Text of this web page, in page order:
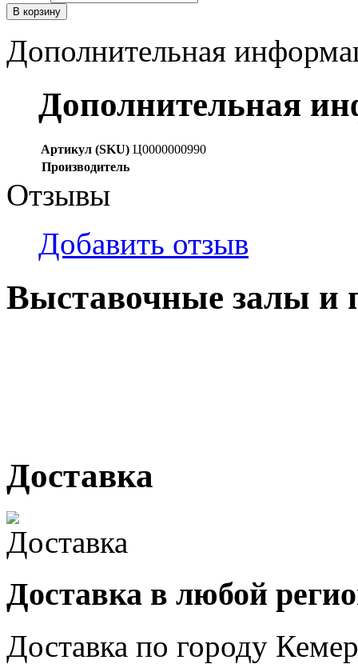
В корзину
Дополнительная
Дополнительная
Артикул (SKU) Ц0000000990
Производитель
Отзывы
Добавить отзыв
Выставочные залы и
Доставка
Доставка в любой
Доставка по городу